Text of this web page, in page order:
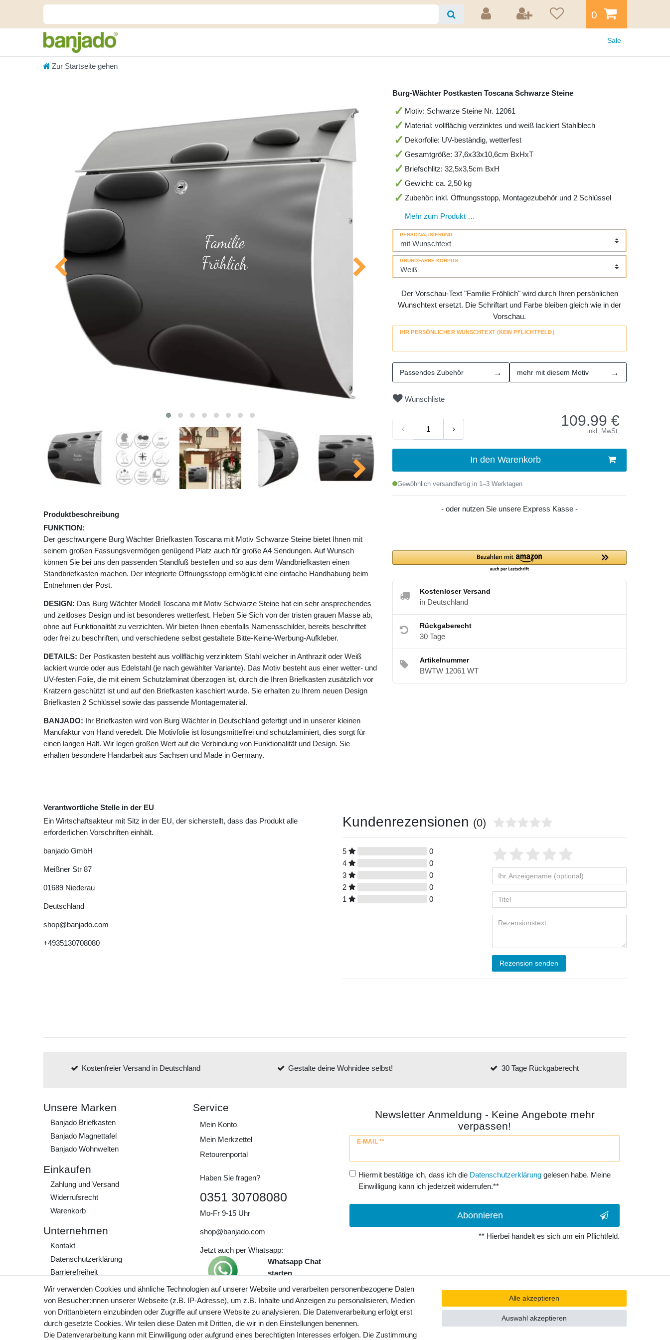
0
Sale
Zur Startseite gehen
Produktbeschreibung
FUNKTION:
Der geschwungene Burg Wächter Briefkasten Toscana mit Motiv Schwarze Steine bietet Ihnen mit
seinem großen Fassungsvermögen genügend Platz auch für große A4 Sendungen. Auf Wunsch
können Sie bei uns den passenden Standfuß bestellen und so aus dem Wandbriefkasten einen
Standbriefkasten machen. Der integrierte Öffnungsstopp ermöglicht eine einfache Handhabung beim
Entnehmen der Post.
DESIGN: Das Burg Wächter Modell Toscana mit Motiv Schwarze Steine hat ein sehr ansprechendes
und zeitloses Design und ist besonderes wetterfest. Heben Sie Sich von der tristen grauen Masse ab,
ohne auf Funktionalität zu verzichten. Wir bieten Ihnen ebenfalls Namensschilder, bereits beschriftet
oder frei zu beschriften, und verschiedene selbst gestaltete Bitte-Keine-Werbung-Aufkleber.
DETAILS: Der Postkasten besteht aus vollflächig verzinktem Stahl welcher in Anthrazit oder Weiß
lackiert wurde oder aus Edelstahl (je nach gewählter Variante). Das Motiv besteht aus einer wetter- und
UV-festen Folie, die mit einem Schutzlaminat überzogen ist, durch die Ihren Briefkasten zusätzlich vor
Kratzern geschützt ist und auf den Briefkasten kaschiert wurde. Sie erhalten zu Ihrem neuen Design
Briefkasten 2 Schlüssel sowie das passende Montagematerial.
BANJADO: Ihr Briefkasten wird von Burg Wächter in Deutschland gefertigt und in unserer kleinen
Manufaktur von Hand veredelt. Die Motivfolie ist lösungsmittelfrei und schutzlaminiert, dies sorgt für
einen langen Halt. Wir legen großen Wert auf die Verbindung von Funktionalität und Design. Sie
erhalten besondere Handarbeit aus Sachsen und Made in Germany.
Burg-Wächter Postkasten Toscana Schwarze Steine
Motiv: Schwarze Steine Nr. 12061
Material: vollflächig verzinktes und weiß lackiert Stahlblech
Dekorfolie: UV-beständig, wetterfest
Gesamtgröße: 37,6x33x10,6cm BxHxT
Briefschlitz: 32,5x3,5cm BxH
Gewicht: ca. 2,50 kg
Zubehör: inkl. Öffnungsstopp, Montagezubehör und 2 Schlüssel
Mehr zum Produkt …
PERSONALISIERUNG
GRUNDFARBE KORPUS
Der Vorschau-Text "Familie Fröhlich" wird durch Ihren persönlichen
Wunschtext ersetzt. Die Schriftart und Farbe bleiben gleich wie in der
Vorschau.
IHR PERSÖNLICHER WUNSCHTEXT (KEIN PFLICHTFELD)
Passendes Zubehör → mehr mit diesem Motiv →
Wunschliste
109.99 €
inkl. MwSt.
In den Warenkorb
Gewöhnlich versandfertig in 1–3 Werktagen
- oder nutzen Sie unsere Express Kasse -
Kostenloser Versand
in Deutschland
Rückgaberecht
30 Tage
Artikelnummer
BWTW 12061 WT
Verantwortliche Stelle in der EU
Ein Wirtschaftsakteur mit Sitz in der EU, der sicherstellt, dass das Produkt alle
erforderlichen Vorschriften einhält.
banjado GmbH
Meißner Str 87
01689 Niederau
Deutschland
shop@banjado.com
+4935130708080
Kundenrezensionen (0)
5
0
4
0
3
0
2
0
1
0
Rezension senden
Kostenfreier Versand in Deutschland Gestalte deine Wohnidee selbst! 30 Tage Rückgaberecht
Unsere Marken
Banjado Briefkasten
Banjado Magnettafel
Banjado Wohnwelten
Einkaufen
Zahlung und Versand
Widerrufs­recht
Warenkorb
Unternehmen
Kontakt
Daten­schutz­erklärung
Barrierefreiheit
AGB
Impressum
Werde Teil unserer
Community
Service
Mein Konto
Mein Merkzettel
Retourenportal
Haben Sie fragen?
0351 30708080
Mo-Fr 9-15 Uhr
shop@banjado.com
Jetzt auch per Whatsapp:
Whatsapp Chat
starten
Preisangaben inkl. gesetzl. MwSt. und
zzgl. Service- und Versandkosten
Newsletter Anmeldung - Keine Angebote mehr
verpassen!
E-MAIL **
Newsletter
Hiermit bestätige ich, dass ich die Daten­schutz­erklärunggelesen habe. Meine
Einwilligung kann ich jederzeit widerrufen.**
Abonnieren
** Hierbei handelt es sich um ein Pflichtfeld.
Wir verwenden Cookies und ähnliche Technologien auf unserer Website und verarbeiten personenbezogene Daten
von Besucher:innen unserer Webseite (z.B. IP-Adresse), um z.B. Inhalte und Anzeigen zu personalisieren, Medien
von Drittanbietern einzubinden oder Zugriffe auf unsere Website zu analysieren. Die Datenverarbeitung erfolgt erst
durch gesetzte Cookies. Wir teilen diese Daten mit Dritten, die wir in den Einstellungen benennen.
Die Datenverarbeitung kann mit Einwilligung oder aufgrund eines berechtigten Interesses erfolgen. Die Zustimmung
Alle akzeptieren
Auswahl akzeptieren